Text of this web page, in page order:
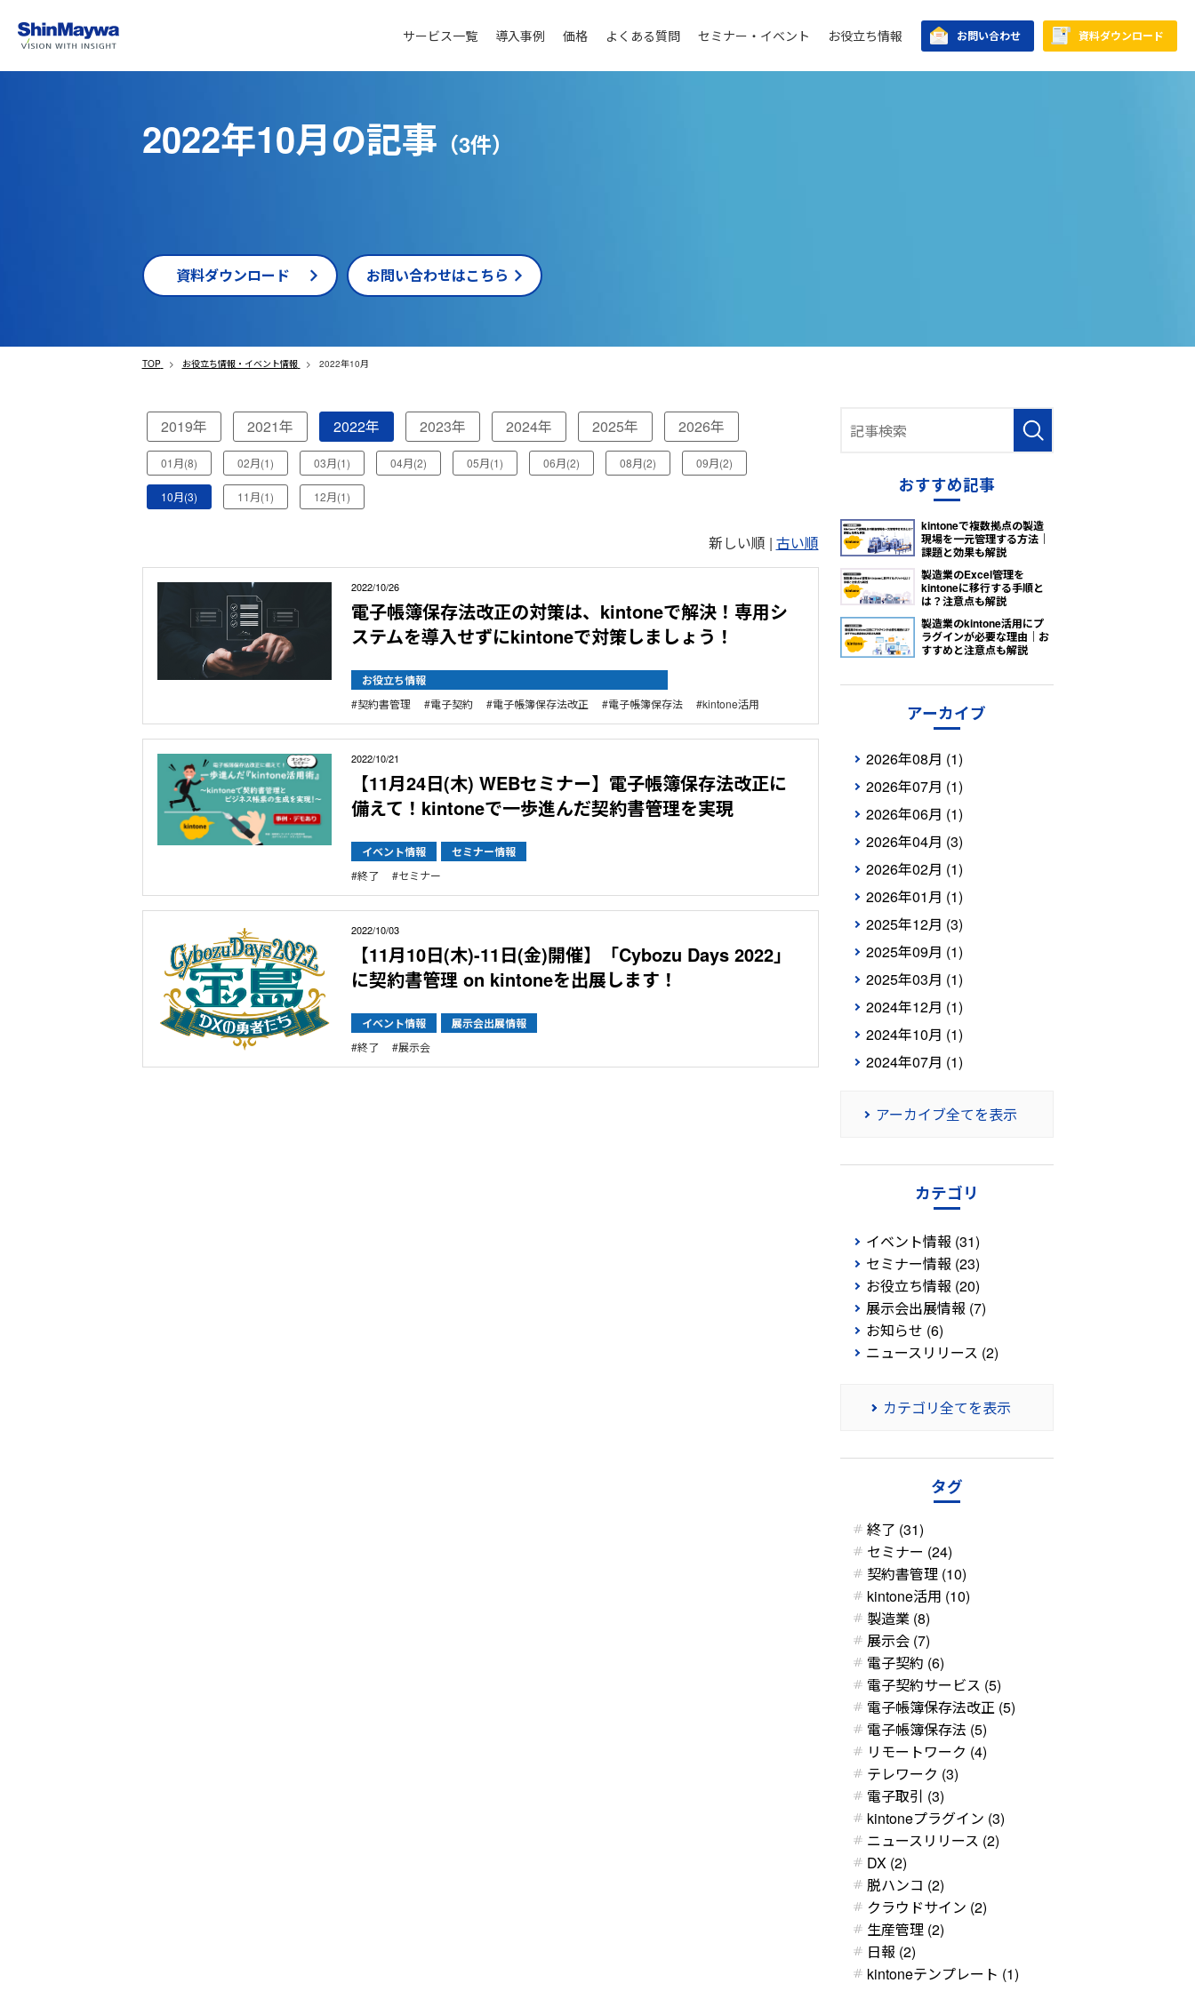
サービス一覧 導入事例 価格 よくある質問 セミナー・イベント お役立ち情報 お問い合わせ 資料ダウンロード
2022年10月の記事 （3件）
資料ダウンロード お問い合わせはこちら
TOP お役立ち情報・イベント情報 2022年10月
2019年 2021年 2022年 2023年 2024年 2025年 2026年
01月(8) 02月(1) 03月(1) 04月(2) 05月(1) 06月(2) 08月(2) 09月(2)
10月(3) 11月(1) 12月(1)
新しい順 | 古い順
2022/10/26
電子帳簿保存法改正の対策は、kintoneで解決！専用シ
ステムを導入せずにkintoneで対策しましょう！
お役立ち情報
契約書管理 電子契約 電子帳簿保存法改正 電子帳簿保存法 kintone活用
2022/10/21
【11月24日(木) WEBセミナー】電子帳簿保存法改正に
備えて！kintoneで一歩進んだ契約書管理を実現
イベント情報 セミナー情報
終了 セミナー
2022/10/03
【11月10日(木)-11日(金)開催】「Cybozu Days 2022」
に契約書管理 on kintoneを出展します！
イベント情報 展示会出展情報
終了 展示会
おすすめ記事
kintoneで複数拠点の製造
現場を一元管理する方法｜
課題と効果も解説
製造業のExcel管理を
kintoneに移行する手順と
は？注意点も解説
製造業のkintone活用にプ
ラグインが必要な理由｜お
すすめと注意点も解説
アーカイブ
2026年08月 (1)
2026年07月 (1)
2026年06月 (1)
2026年04月 (3)
2026年02月 (1)
2026年01月 (1)
2025年12月 (3)
2025年09月 (1)
2025年03月 (1)
2024年12月 (1)
2024年10月 (1)
2024年07月 (1)
アーカイブ全てを表示
カテゴリ
イベント情報 (31)
セミナー情報 (23)
お役立ち情報 (20)
展示会出展情報 (7)
お知らせ (6)
ニュースリリース (2)
カテゴリ全てを表示
タグ
終了 (31)
セミナー (24)
契約書管理 (10)
kintone活用 (10)
製造業 (8)
展示会 (7)
電子契約 (6)
電子契約サービス (5)
電子帳簿保存法改正 (5)
電子帳簿保存法 (5)
リモートワーク (4)
テレワーク (3)
電子取引 (3)
kintoneプラグイン (3)
ニュースリリース (2)
DX (2)
脱ハンコ (2)
クラウドサイン (2)
生産管理 (2)
日報 (2)
kintoneテンプレート (1)